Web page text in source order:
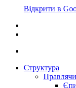
Відкрити в
Структура